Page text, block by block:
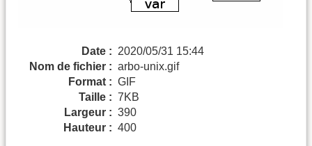
Date : 2020/05/31 15:44
Nom de fichier : arbo-unix.gif
Format : GIF
Taille : 7KB
Largeur : 390
Hauteur : 400